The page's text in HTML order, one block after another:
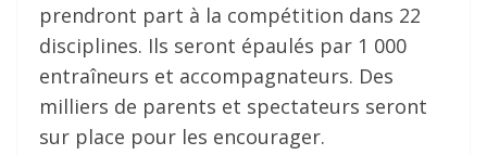
prendront part à la compétition dans 22
disciplines. Ils seront épaulés par 1 000
entraîneurs et accompagnateurs. Des
milliers de parents et spectateurs seront
sur place pour les encourager.